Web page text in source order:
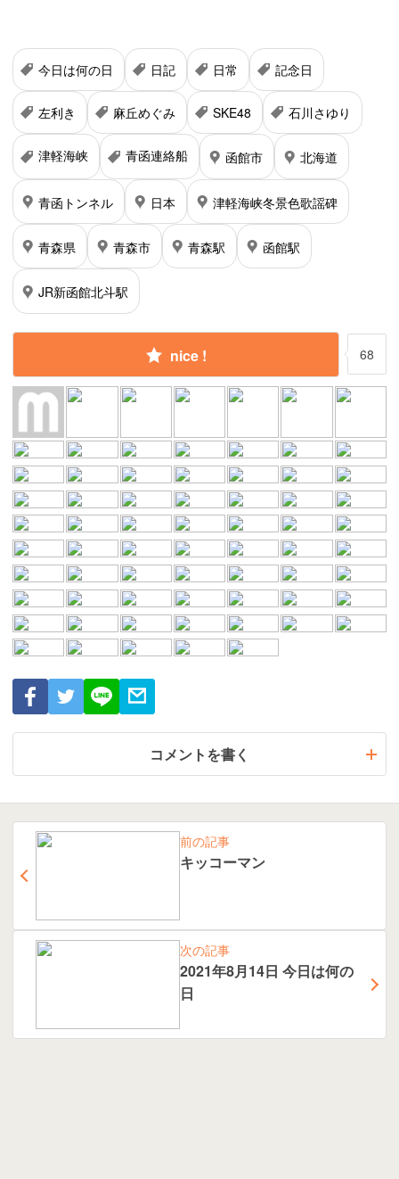
今日は何の日 日記 日常 記念日
左利き 麻丘めぐみ SKE48 石川さゆり
津軽海峡 青函連絡船 函館市 北海道
青函トンネル 日本 津軽海峡冬景色歌謡碑
青森県 青森市 青森駅 函館駅
JR新函館北斗駅
nice ! 68
コメントを書く
前の記事
キッコーマン
次の記事
2021年8月14日 今日は何の
日